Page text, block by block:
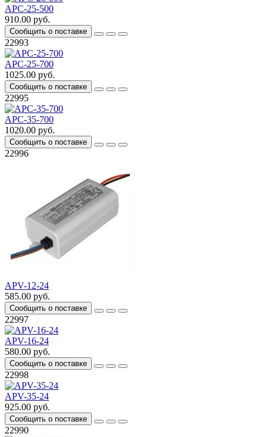
APC-25-500
910.00 руб.
Сообщить о поставке
22993
APC-25-700
1025.00 руб.
Сообщить о поставке
22995
APC-35-700
1020.00 руб.
Сообщить о поставке
22996
APV-12-24
585.00 руб.
Сообщить о поставке
22997
APV-16-24
580.00 руб.
Сообщить о поставке
22998
APV-35-24
925.00 руб.
Сообщить о поставке
22990